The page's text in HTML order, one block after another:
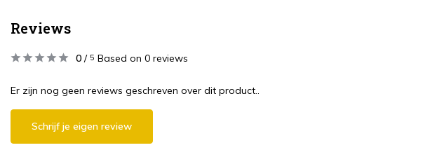
Reviews
0 / 5 Based on 0 reviews
Er zijn nog geen reviews geschreven over dit product..
Schrijf je eigen review